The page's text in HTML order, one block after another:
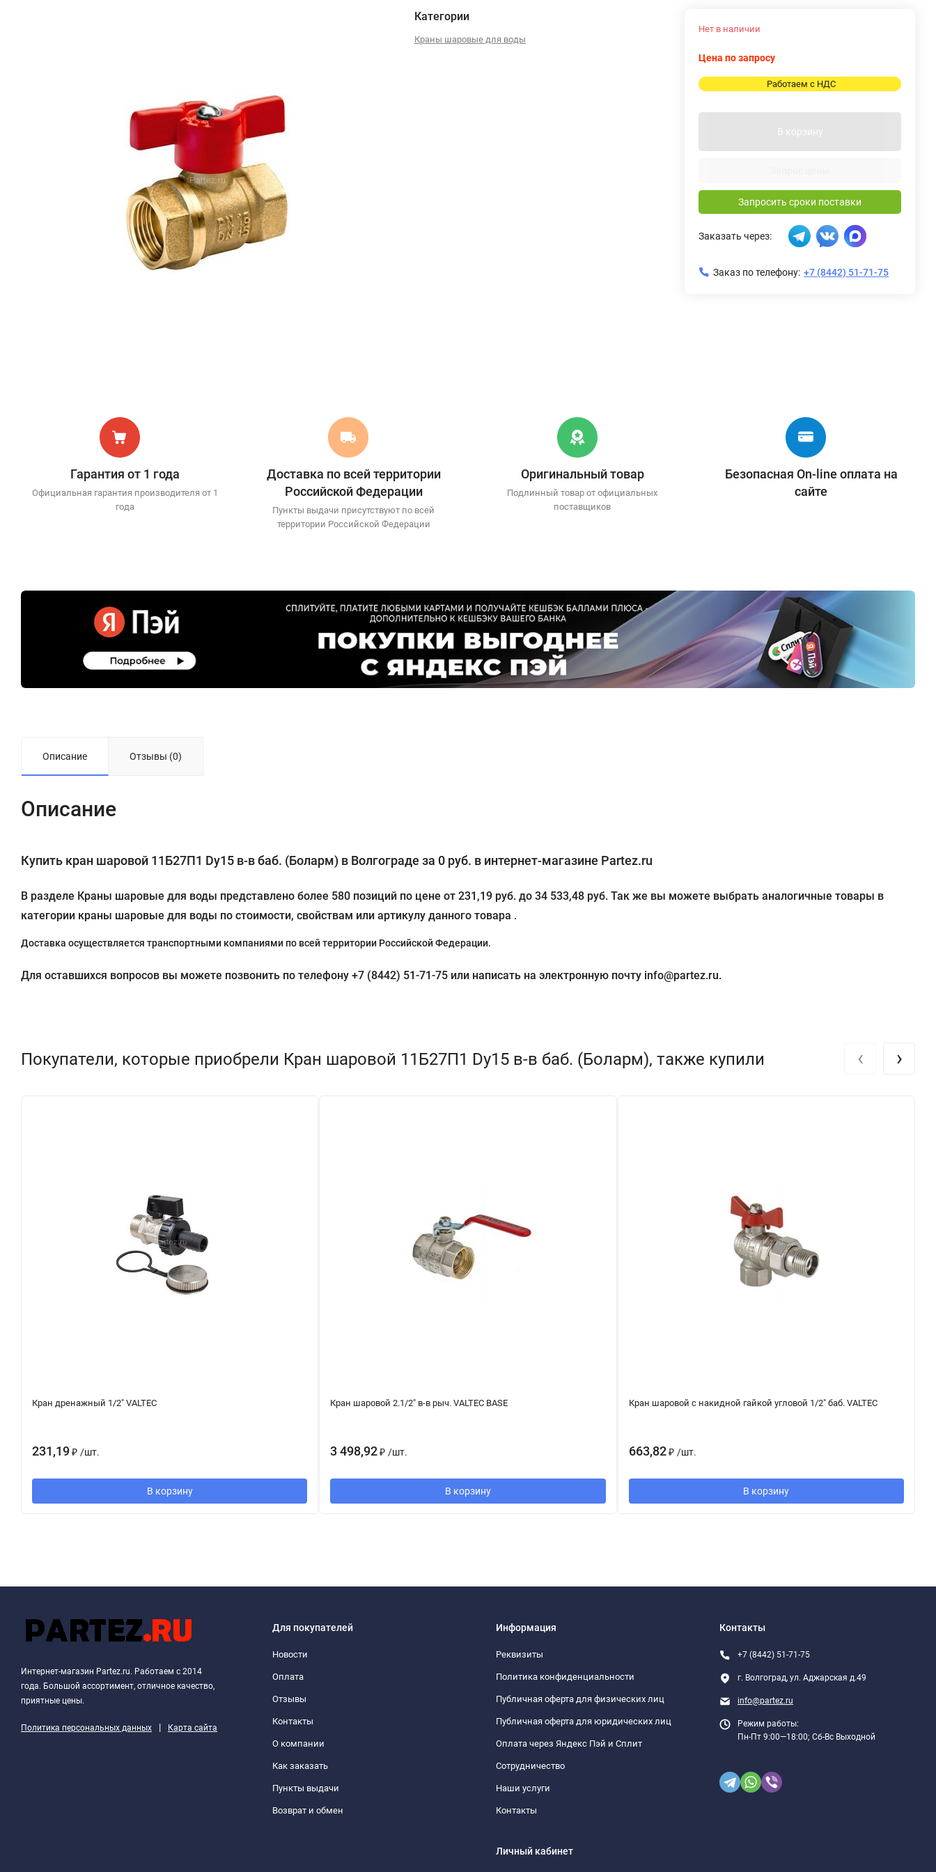
Категории
Краны шаровые для воды
Нет в наличии
Цена по запросу
Работаем с НДС
В корзину
Запросить сроки поставки
Заказать через:
Заказ по телефону: +7 (8442) 51-71-75
Гарантия от 1 года
Официальная гарантия производителя от 1
года
Доставка по всей территории
Российской Федерации
Пункты выдачи присутствуют по всей
территории Российской Федерации
Оригинальный товар
Подлинный товар от официальных
поставщиков
Безопасная On-line оплата на
сайте
Описание Отзывы (0)
Описание
Купить кран шаровой 11Б27П1 Dу15 в-в баб. (Боларм) в Волгограде за 0 руб. в интернет-магазине Partez.ru
В разделе Краны шаровые для воды представлено более 580 позиций по цене от 231,19 руб. до 34 533,48 руб. Так же вы можете выбрать аналогичные товары в
категории краны шаровые для воды по стоимости, свойствам или артикулу данного товара .
Доставка осуществляется транспортными компаниями по всей территории Российской Федерации.
Для оставшихся вопросов вы можете позвонить по телефону +7 (8442) 51-71-75 или написать на электронную почту info@partez.ru.
Покупатели, которые приобрели Кран шаровой 11Б27П1 Dу15 в-в баб. (Боларм), также купили
Кран дренажный 1/2" VALTEC
231,19₽ /шт.
В корзину
Кран шаровой 2.1/2" в-в рыч. VALTEC BASE
3 498,92 ₽ /шт.
В корзину
Кран шаровой с накидной гайкой угловой 1/2" баб. VALTEC
663,82 ₽ /шт.
В корзину
‹ ›
Интернет-магазин Partez.ru. Работаем с 2014
года. Большой ассортимент, отличное качество,
приятные цены.
Политика персональных данных | Карта сайта
Для покупателей
Новости
Оплата
Отзывы
Контакты
О компании
Как заказать
Пункты выдачи
Возврат и обмен
Информация
Реквизиты
Политика конфиденциальности
Публичная оферта для физических лиц
Публичная оферта для юридических лиц
Оплата через Яндекс Пэй и Сплит
Сотрудничество
Наши услуги
Контакты
Личный кабинет
Контакты
+7 (8442) 51-71-75
г. Волгоград, ул. Аджарская д.49
info@partez.ru
Режим работы:
Пн-Пт 9:00—18:00; Сб-Вс Выходной